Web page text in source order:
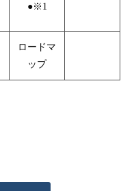
●※1
ロードマ
ップ